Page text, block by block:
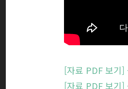
[자료 PDF 보기]
[자료 PDF 보기]